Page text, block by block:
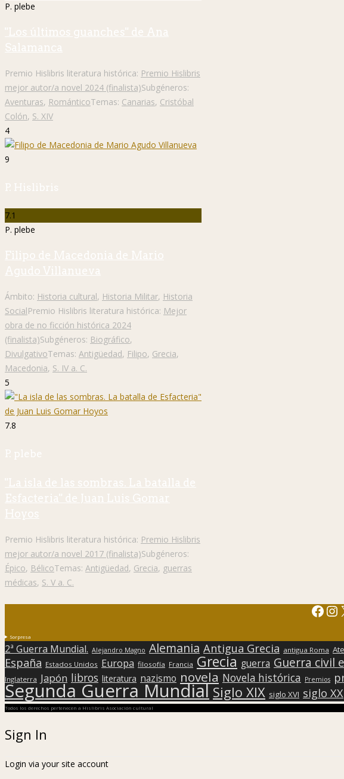
P. plebe
"Los últimos guanches" de Ana
Salamanca
Premio Hislibris literatura histórica: Premio Hislibris
mejor autor/a novel 2024 (finalista)Subgéneros:
Aventuras, RománticoTemas: Canarias, Cristóbal
Colón, S. XIV
4
9
P. Hislibris
7.1
P. plebe
Filipo de Macedonia de Mario
Agudo Villanueva
Ámbito: Historia cultural, Historia Militar, Historia
SocialPremio Hislibris literatura histórica: Mejor
obra de no ficción histórica 2024
(finalista)Subgéneros: Biográfico,
DivulgativoTemas: Antigüedad, Filipo, Grecia,
Macedonia, S. IV a. C.
5
7.8
P. plebe
"La isla de las sombras. La batalla de
Esfacteria" de Juan Luis Gomar
Hoyos
Premio Hislibris literatura histórica: Premio Hislibris
mejor autor/a novel 2017 (finalista)Subgéneros:
Épico, BélicoTemas: Antigüedad, Grecia, guerras
médicas, S. V a. C.
Sorpresa
2ª Guerra Mundial. Alejandro Magno Alemania Antigua Grecia antigua Roma
España Estados Unidos Europa filosofía Francia Grecia guerra Guerra civil
Inglaterra Japón libros literatura nazismo novela Novela histórica Premios
Segunda Guerra Mundial Siglo XIX siglo XVI siglo XX
Todos los derechos pertenecen a Hislibris Asociación cultural
Sign In
Login via your site account